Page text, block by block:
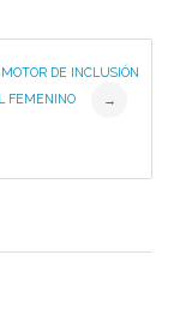
DE INCLUSIÓN
FEMENINO
→